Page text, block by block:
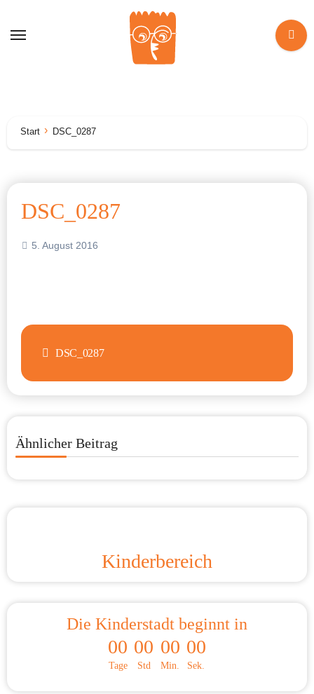
Inhalt
Start DSC_0287
DSC_0287
5. August 2016
Beitragsnavigation
DSC_0287
Ähnlicher Beitrag
Kinderbereich
Die Kinderstadt beginnt in
00
Tage
00
Std
00
Min.
00
Sek.